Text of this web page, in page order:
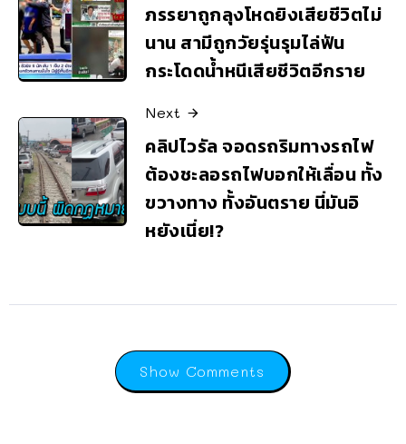
ภรรยาถูกลุงโหดยิงเสียชีวิตไม่
นาน สามีถูกวัยรุ่นรุมไล่ฟัน
กระโดดน้ำหนีเสียชีวิตอีกราย
Next
คลิปไวรัล จอดรถริมทางรถไฟ
ต้องชะลอรถไฟบอกให้เลื่อน ทั้ง
ขวางทาง ทั้งอันตราย นี่มันอิ
หยังเนี่ย!?
Show Comments